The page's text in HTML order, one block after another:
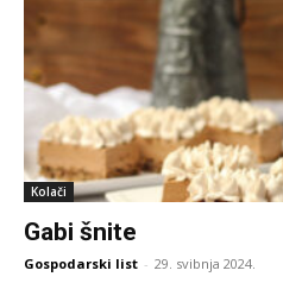
Kolači
Gabi šnite
Gospodarski list - 29. svibnja 2024.